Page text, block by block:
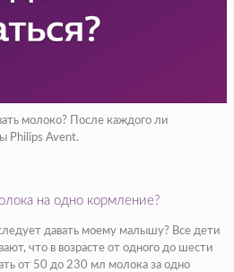
молоко? После каждого ли
Philips Avent.
на одно кормление?
давать моему малышу? Все дети
что в возрасте от одного до шести
от 50 до 230 мл молока за одно